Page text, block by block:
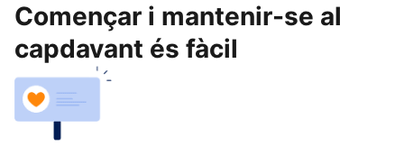
Començar i mantenir-se al
capdavant és fàcil